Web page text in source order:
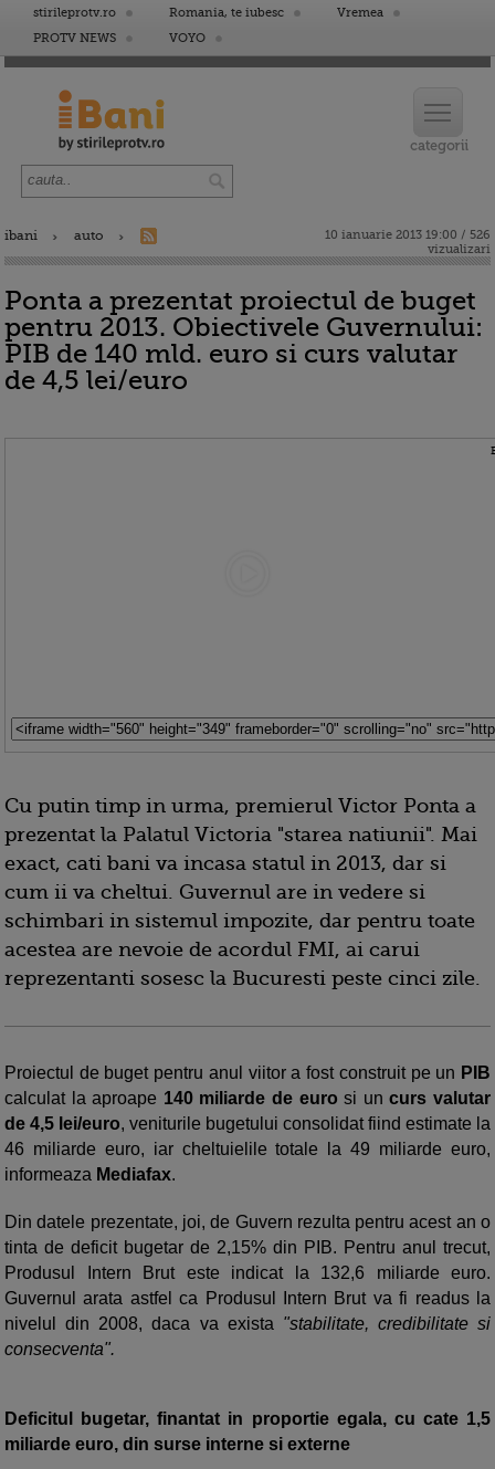
stirileprotv.ro Romania, te iubesc
Vremea
PROTV NEWS
VOYO
ibani auto
10 ianuarie 2013 19:00 / 526
vizualizari
Ponta a prezentat proiectul de buget
pentru 2013. Obiectivele Guvernului:
PIB de 140 mld. euro si curs valutar
de 4,5 lei/euro
Cu putin timp in urma, premierul Victor Ponta a
prezentat la Palatul Victoria "starea natiunii". Mai
exact, cati bani va incasa statul in 2013, dar si
cum ii va cheltui. Guvernul are in vedere si
schimbari in sistemul impozite, dar pentru toate
acestea are nevoie de acordul FMI, ai carui
reprezentanti sosesc la Bucuresti peste cinci zile.
Proiectul de buget pentru anul viitor a fost construit pe un PIB
calculat la aproape 140 miliarde de eurosi uncurs valutar
de 4,5 lei/euro, veniturile bugetului consolidat fiind estimate la
46 miliarde euro, iar cheltuielile totale la 49 miliarde euro,
informeaza Mediafax.
Din datele prezentate, joi, de Guvern rezulta pentru acest an o
tinta de deficit bugetar de 2,15% din PIB. Pentru anul trecut,
Produsul Intern Brut este indicat la 132,6 miliarde euro.
Guvernul arata astfel ca Produsul Intern Brut va fi readus la
nivelul din 2008, daca va exista "stabilitate, credibilitate si
consecventa".
Deficitul bugetar, finantat in proportie egala, cu cate 1,5
miliarde euro, din surse interne si externe